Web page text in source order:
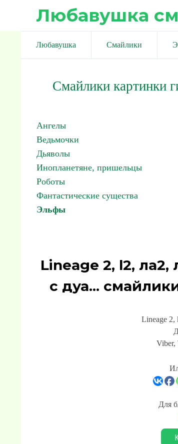
Любавушка
Любавушка Смайлики
Смайлики картинки
Ангелы
Ведьмочки
Дьяволы
Инопланетяне, пришельцы
Роботы
Фантастические существа
Эльфы
Lineage 2, l2,
с дуа...
Lineage 2,
Viber,
Для